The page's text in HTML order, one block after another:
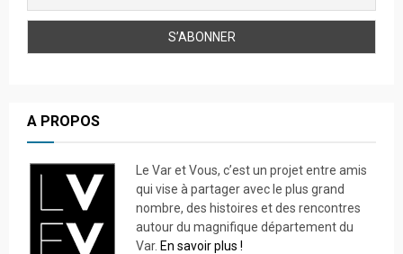
A PROPOS
Le Var et Vous, c’est un projet entre amis
qui vise à partager avec le plus grand
nombre, des histoires et des rencontres
autour du magnifique département du
Var. En savoir plus !